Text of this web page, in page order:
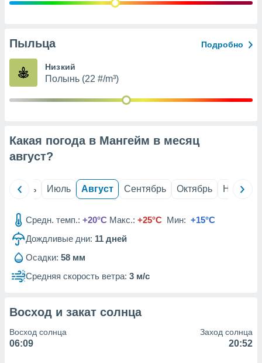
рекламы
сведения
1199
Пыльца Подробно
Низкий
Полынь (22 #/m³)
Какая погода в Мангейм в месяц
август?
Июнь Июль Август Сентябрь Октябрь Ноябрь
Средн. темп.: +20°C Макс.: +25°C Мин: +15°C
Дождливые дни: 11 дней
Осадки: 58 мм
Средняя скорость ветра: 3 м/с
Восход и закат солнца
Восход солнца
06:09
Заход солнца
20:52